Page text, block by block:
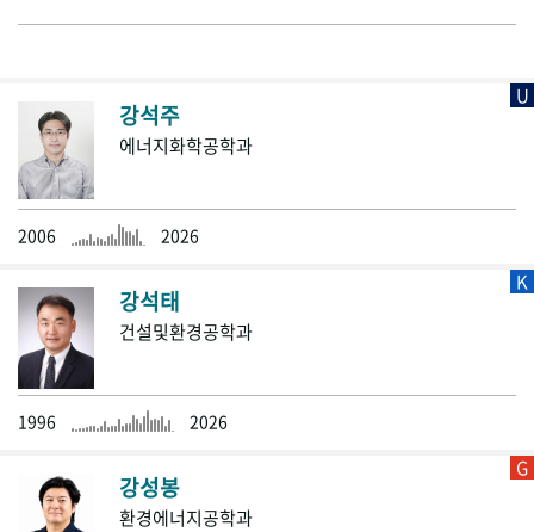
강석주
에너지화학공학과
2006 2026
U
강석태
건설및환경공학과
1996 2026
K
강성봉
환경에너지공학과
G